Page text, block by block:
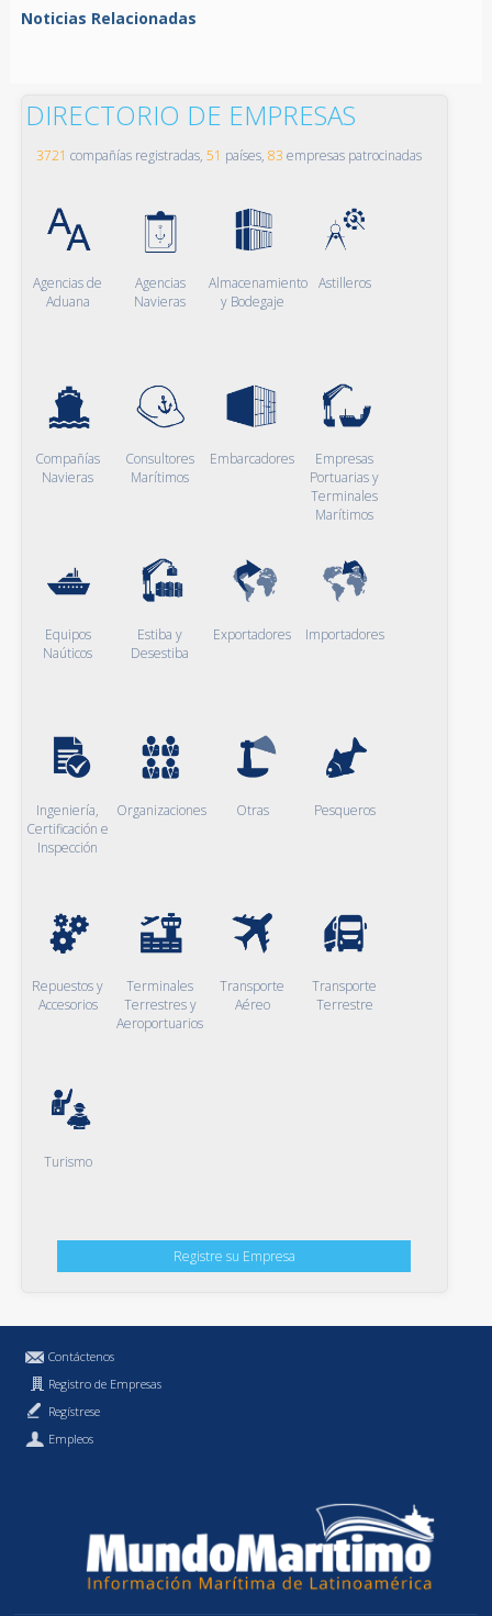
Noticias Relacionadas
DIRECTORIO DE EMPRESAS
3721 compañías registradas, 51 países, 83 empresas patrocinadas
Agencias de
Aduana
Agencias
Navieras
Almacenamiento
y Bodegaje
Astilleros
Compañías
Navieras
Consultores
Marítimos
Embarcadores
Empresas
Portuarias y
Terminales
Marítimos
Equipos
Naúticos
Estiba y
Desestiba
Exportadores Importadores
Ingeniería,
Certificación e
Inspección
Organizaciones Otras Pesqueros
Repuestos y
Accesorios
Terminales
Terrestres y
Aeroportuarios
Transporte
Aéreo
Transporte
Terrestre
Turismo
Registre su Empresa
Contáctenos
Registro de Empresas
Regístrese
Empleos